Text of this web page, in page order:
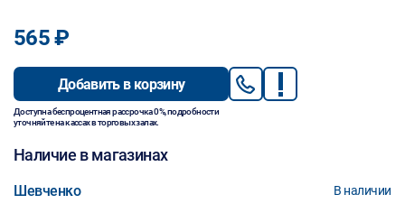
565 ₽
Добавить в корзину
Доступна беспроцентная рассрочка 0%, подробности
уточняйте на кассах в торговых залах.
Наличие в магазинах
Шевченко В наличии